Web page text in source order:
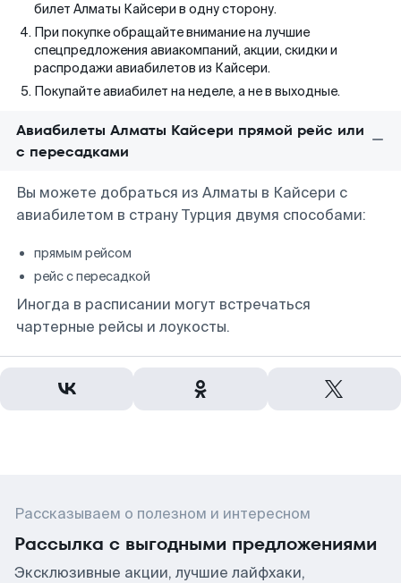
билет Алматы Кайсери в одну сторону.
При покупке обращайте внимание на лучшие
спецпредложения авиакомпаний, акции, скидки и
распродажи авиабилетов из Кайсери.
Покупайте авиабилет на неделе, а не в выходные.
Авиабилеты Алматы Кайсери прямой рейс или
с пересадками
Вы можете добраться из Алматы в Кайсери с
авиабилетом в страну Турция двумя способами:
прямым рейсом
рейс с пересадкой
Иногда в расписании могут встречаться
чартерные рейсы и лоукосты.
Рассказываем о полезном и интересном
Рассылка с выгодными предложениями
Эксклюзивные акции, лучшие лайфхаки,